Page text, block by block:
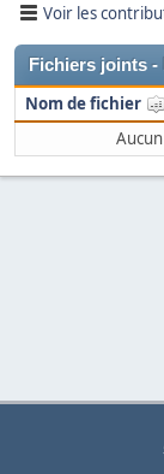
Voir les
Fichiers joints -
Nom de fichier